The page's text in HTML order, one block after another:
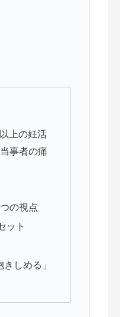
上の妊活
事者の痛
の視点
ット
しめる」